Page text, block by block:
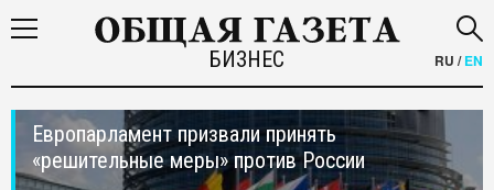
БИЗНЕС RU /EN
Европарламент призвали принять
«решительные меры» против России